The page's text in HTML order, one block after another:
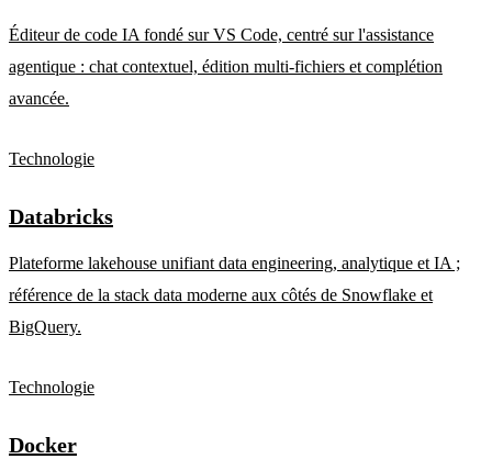
Éditeur de code IA fondé sur VS Code, centré sur l'assistance
agentique : chat contextuel, édition multi-fichiers et complétion
avancée.
Technologie
Databricks
Plateforme lakehouse unifiant data engineering, analytique et IA ;
référence de la stack data moderne aux côtés de Snowflake et
BigQuery.
Technologie
Docker